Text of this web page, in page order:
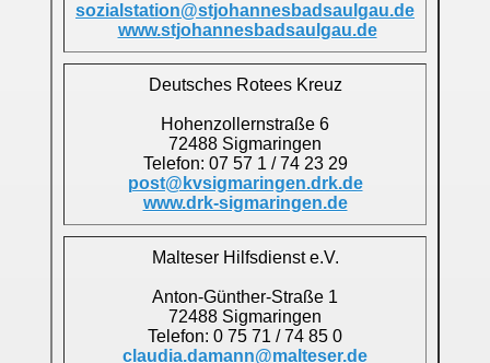
sozialstation@stjohannesbadsaulgau.de
www.stjohannesbadsaulgau.de
Deutsches Rotees Kreuz
Hohenzollernstraße 6
72488 Sigmaringen
Telefon: 07 57 1 / 74 23 29
post@kvsigmaringen.drk.de
www.drk-sigmaringen.de
Malteser Hilfsdienst e.V.
Anton-Günther-Straße 1
72488 Sigmaringen
Telefon: 0 75 71 / 74 85 0
claudia.damann@malteser.de